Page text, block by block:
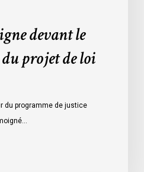
devant le
projet de loi
du programme de justice